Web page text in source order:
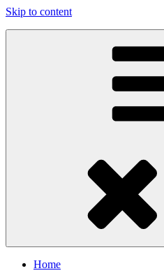
Skip to content
Home